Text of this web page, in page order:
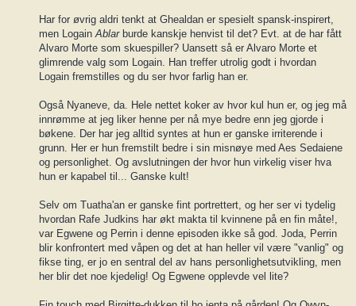
Har for øvrig aldri tenkt at Ghealdan er spesielt spansk-inspirert,
men LogainAblarburde kanskje henvist til det? Evt. at de har fått
Alvaro Morte som skuespiller? Uansett så er Alvaro Morte et
glimrende valg som Logain. Han treffer utrolig godt i hvordan
Logain fremstilles og du ser hvor farlig han er.
Også Nyaneve, da. Hele nettet koker av hvor kul hun er, og jeg må
innrømme at jeg liker henne per nå mye bedre enn jeg gjorde i
bøkene. Der har jeg alltid syntes at hun er ganske irriterende i
grunn. Her er hun fremstilt bedre i sin misnøye med Aes Sedaiene
og personlighet. Og avslutningen der hvor hun virkelig viser hva
hun er kapabel til... Ganske kult!
Selv om Tuatha'an er ganske fint portrettert, og her ser vi tydelig
hvordan Rafe Judkins har økt makta til kvinnene på en fin måte!,
var Egwene og Perrin i denne episoden ikke så god. Joda, Perrin
blir konfrontert med våpen og det at han heller vil være "vanlig" og
fikse ting, er jo en sentral del av hans personlighetsutvikling, men
her blir det noe kjedelig! Og Egwene opplevde vel lite?